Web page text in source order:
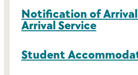
Notification of Arrival Form –
Arrival Service
Student